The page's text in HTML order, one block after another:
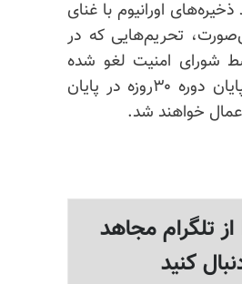
اورانیوم با غنای
تحریم‌هایی که در
توسط شورای امنیت لغو شده
بودند، پس از پایان دوره ۳۰روزه در پایان
خواهند شد.
از تلگرام مجاهد
کنید